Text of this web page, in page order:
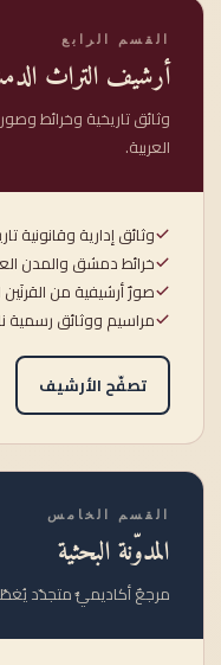
القسم الرابع
أرشيف التراث
وثائق تاريخية وخرائط
العربية.
وثائق إدارية وقانونية
خرائط دمشق والمدن
صورٌ أرشيفية من القرنَين ١٩ و٢٠
مراسيم ووثائق رسمية
تصفّح الأرشيف
القسم الخامس
المدوّنة البحثية
مرجعٌ أكاديميٌّ متجدّد